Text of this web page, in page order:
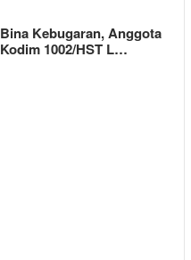
Bina Kebugaran, Anggota
Kodim 1002/HST L…